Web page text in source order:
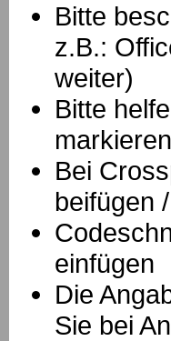
Bitte
z.B.:
weiter)
Bitte
Bei
beifügen
einfügen
Die
Sie bei